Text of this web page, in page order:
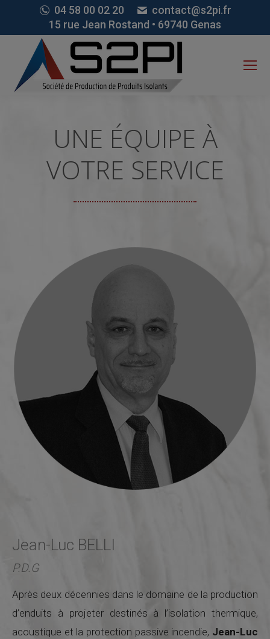
04 58 00 02 20
contact@s2pi.fr
15 rue Jean Rostand • 69740 Genas
UNE ÉQUIPE À
VOTRE SERVICE
Jean-Luc BELLI
P.D.G
Après deux décennies dans le domaine de la production
d’enduits à projeter destinés à l’isolation thermique,
acoustique et la protection passive incendie, Jean-Luc